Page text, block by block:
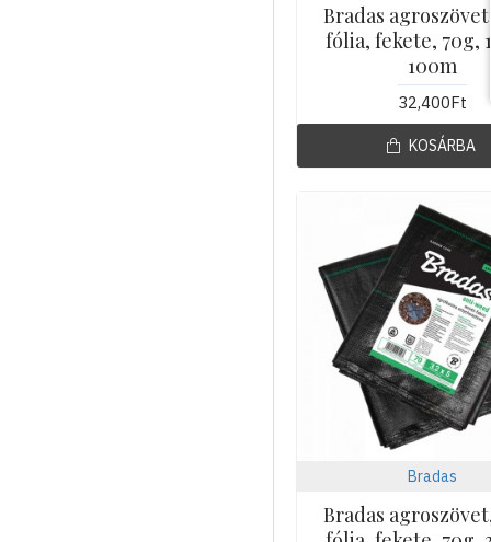
Bradas
fólia, fekete, 70g,
100m
32,400Ft
KOSÁRBA
Bradas
Bradas